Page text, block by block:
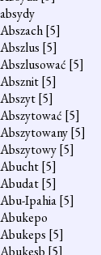
absydy
Abszach[5]
Abszlus [5]
Abszlusować [5]
Absznit[5]
Abszyt[5]
Abszytować [5]
Abszytowany[5]
Abszytowy[5]
Abucht[5]
Abudat[5]
Abu-Ipahia[5]
Abukepo
Abukeps [5]
Abukesb [5]